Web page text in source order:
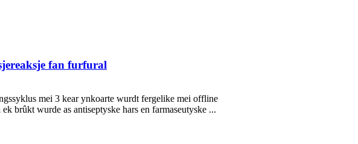
fan furfural
mei 3 kear ynkoarte wurdt fergelike mei offline
brûkt wurde as antiseptyske hars en farmaseutyske ...